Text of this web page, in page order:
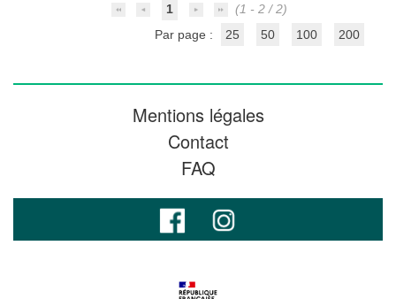
1
(1 - 2 / 2)
Par page :
25 50 100 200
Mentions légales
Contact
FAQ